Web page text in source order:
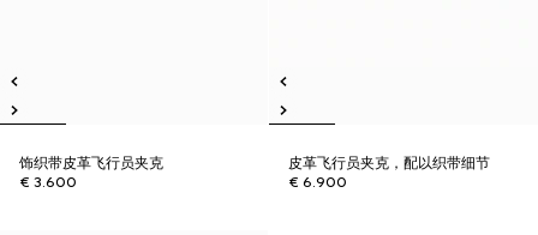
饰织带皮革飞行员夹克
€ 3.600
皮革飞行员夹克，配以织带细节
€ 6.900